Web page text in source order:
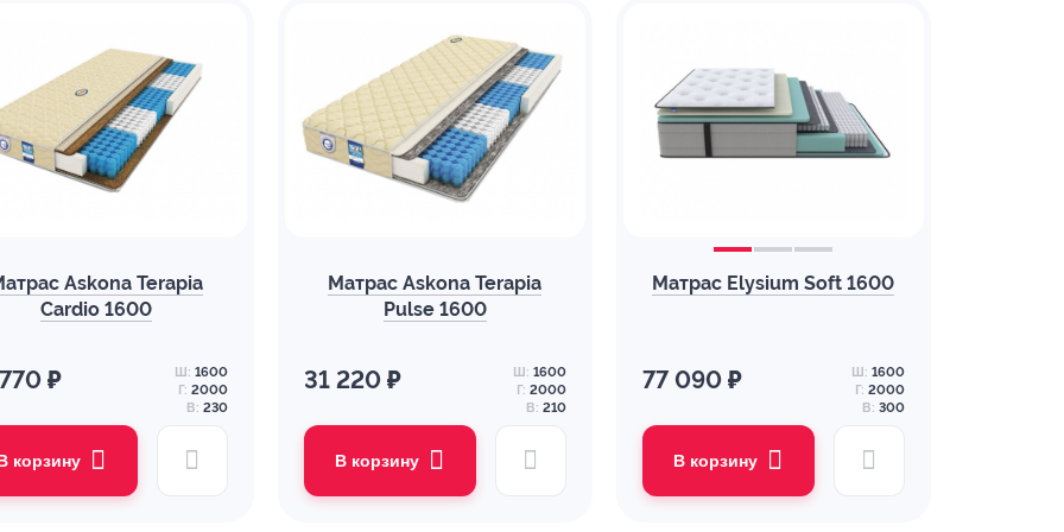
Askona Terapia
Cardio 1600
₽ Ш: 1600
Г: 2000
В: 230
корзину
Матрас Askona Terapia
Pulse 1600
31 220 ₽ Ш: 1600
Г: 2000
В: 210
В корзину
Матрас Elysium Soft 1600
77 090 ₽ Ш: 1600
Г: 2000
В: 300
В корзину